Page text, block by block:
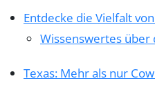
Entdecke die Vielfalt
Wissenswertes über
Texas: Mehr als nur